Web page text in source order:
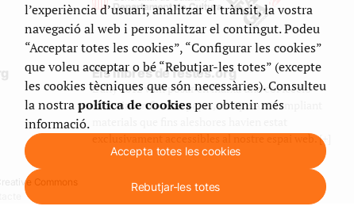
Els llibres de festes.org
L’any 2012 vam posar en marxa una col·lecció
editorial en format paper, recuperant i ampliant
exclusivament accessibles al nostre espai web. [+]
Commons
l’experiència d’usuari, analitzar el trànsit, la vostra
navegació al web i personalitzar el contingut. Podeu
“Acceptar totes les cookies”, “Configurar les cookies”
que voleu acceptar o bé “Rebutjar-les totes” (excepte
les cookies tècniques que són necessàries). Consulteu
la nostrapolítica de cookiesper obtenir més
informació.
Accepta totes les cookies
Rebutjar-les totes